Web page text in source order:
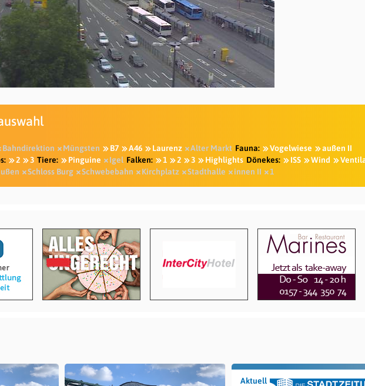
Bahndirektion Müngsten B7 A46 Laurenz Alter Markt Fauna: Vogelwiese
außen II
2 3 Tiere: Pinguine Igel Falken: 1 2 3 Highlights Dönekes: ISS Wind
Schloss Burg Schwebebahn Kirchplatz Stadthalle innen II 1
Aktuell